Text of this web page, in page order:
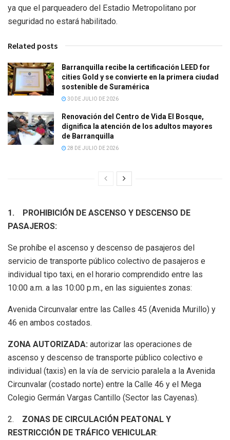
ya que el parqueadero del Estadio Metropolitano por
seguridad no estará habilitado.
Related posts
Barranquilla recibe la certificación LEED for
cities Gold y se convierte en la primera ciudad
sostenible de Suramérica
30 DE JULIO DE 2026
Renovación del Centro de Vida El Bosque,
dignifica la atención de los adultos mayores
de Barranquilla
28 DE JULIO DE 2026
1. PROHIBICIÓN DE ASCENSO Y DESCENSO DE
PASAJEROS:
Se prohíbe el ascenso y descenso de pasajeros del
servicio de transporte público colectivo de pasajeros e
individual tipo taxi, en el horario comprendido entre las
10:00 a.m. a las 10:00 p.m., en las siguientes zonas:
Avenida Circunvalar entre las Calles 45 (Avenida Murillo) y
46 en ambos costados.
ZONA AUTORIZADA: autorizar las operaciones de
ascenso y descenso de transporte público colectivo e
individual (taxis) en la vía de servicio paralela a la Avenida
Circunvalar (costado norte) entre la Calle 46 y el Mega
Colegio Germán Vargas Cantillo (Sector las Cayenas).
2. ZONAS DE CIRCULACIÓN PEATONAL Y
RESTRICCIÓN DE TRÁFICO VEHICULAR: